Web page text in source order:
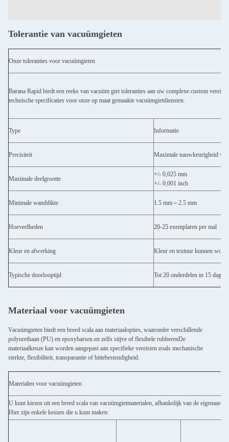
Tolerantie van vacuümgieten
Onze toleranties voor vacuümgieten
Barana Rapid biedt een reeks van vacuüm giet toleranties aan uw complexe custom
technische specificaties voor onze op maat gemaakte vacuümgietdiensten.
Type Informatie
Precisiteit Maximale nauwkeurigheid
Maximale deelgrootte
+/- 0,025 mm
+/- 0,001 inch
Minimale wanddikte 1.5 mm～2.5 mm
Hoeveelheden 20-25 exemplaren per mal
Kleur en afwerking Kleur en textuur kunnen
Typische doorlooptijd Tot 20 onderdelen in 15
Materiaal voor vacuümgieten
Vacuümgieten biedt een breed scala aan materiaalopties, waaronder verschillende
polyurethaan (PU) en epoxyharsen.en zelfs stijve of flexibele rubberenDe
materiaalkeuze kan worden aangepast aan specifieke vereisten zoals mechanische
sterkte, flexibiliteit, transparantie of hittebestendigheid.
Materialen voor vacuümgieten
U kunt kiezen uit een breed scala van vacuümgietmaterialen, afhankelijk van de
Hier zijn enkele keuzes die u kunt maken: